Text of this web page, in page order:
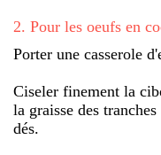
2. Pour les oeufs en
Porter une casserole
Ciseler finement la
la graisse des
dés.